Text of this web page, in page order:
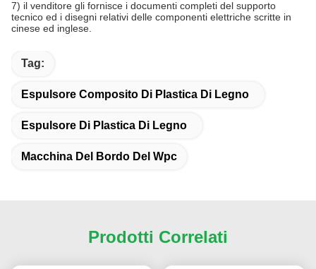
7) il venditore gli fornisce i documenti completi del supporto
tecnico ed i disegni relativi delle componenti elettriche scritte in
cinese ed inglese.
Tag:
Espulsore Composito Di Plastica Di Legno
Espulsore Di Plastica Di Legno
Macchina Del Bordo Del Wpc
Prodotti Correlati